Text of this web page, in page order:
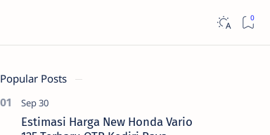
Popular Posts
Estimasi Harga New Honda Vario